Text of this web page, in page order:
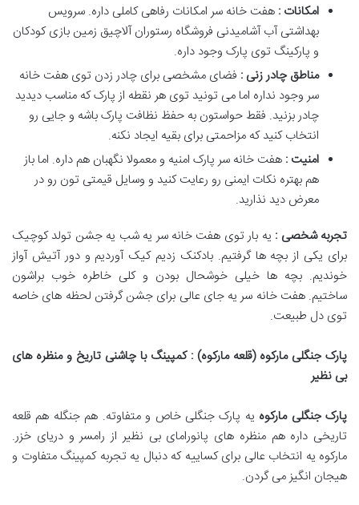
امکانات : هفت خانه سر امکانات رفاهی کاملی داره. سرویس
بهداشتی آب آشامیدنی فروشگاه رستوران آلاچیق زمین بازی کودکان
و پارکینگ توی پارک وجود داره.
مناطق چادر زنی : فضای مشخصی برای چادر زدن توی هفت خانه
سر وجود نداره اما می تونید توی هر نقطه از پارک که مناسب دیدید
چادر بزنید. فقط حواستون به حفظ نظافت پارک باشه و جایی رو
انتخاب کنید که مزاحمتی برای بقیه ایجاد نکنه.
امنیت : هفت خانه سر پارک امنیه و معمولا نگهبان هم داره. اما باز
هم بهتره نکات ایمنی رو رعایت کنید و وسایل قیمتی تون رو در
معرض دید نذارید.
تجربه شخصی : یه بار توی هفت خانه سر یه شب یه جشن تولد کوچیک
برای یکی از بچه ها گرفتیم. بادکنک زدیم کیک آوردیم و دور آتیش آواز
خوندیم. بچه ها خیلی خوشحال بودن و کلی خاطره خوب براشون
ساختیم. هفت خانه سر یه جای عالی برای جشن گرفتن لحظه های خاصه
توی دل طبیعت.
پارک جنگلی مارکوه (قلعه مارکوه) : کمپینگ با چاشنی تاریخ و منظره های
بی نظیر
پارک جنگلی مارکوه یه پارک جنگلی خاص و متفاوته. هم جنگله هم قلعه
تاریخی داره هم منظره های پانورامای بی نظیر از رامسر و دریای خزر.
مارکوه یه انتخاب عالی برای کساییه که دنبال یه تجربه کمپینگ متفاوت و
هیجان انگیز می گردن.